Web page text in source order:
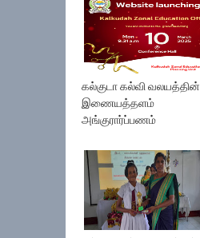
கல்குடா கல்வி வலயத்தின்
இணையத்தளம்
அங்குரார்ப்பணம்